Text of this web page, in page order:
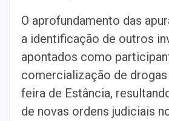
O aprofundamento das
a identificação de outros
apontados como
comercialização de drogas
feira de Estância,
de novas ordens judiciais